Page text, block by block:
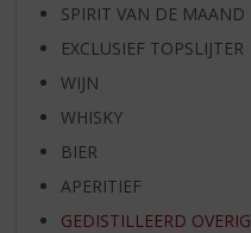
SPIRIT VAN DE MAAND
EXCLUSIEF TOPSLIJTER
WIJN
WHISKY
BIER
APERITIEF
GEDISTILLEERD OVERIG